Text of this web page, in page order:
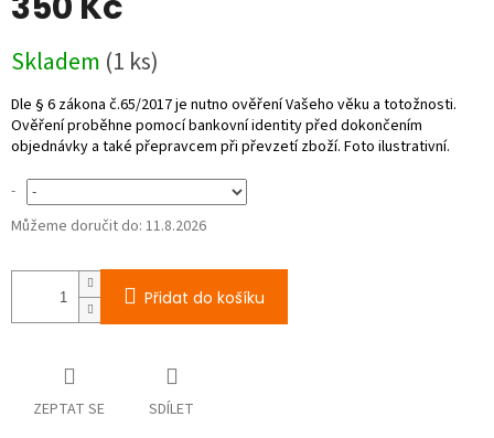
cena:
Skladem (1 ks)
-
Můžeme doručit do: 11.8.2026
Přidat do košíku
ZEPTAT SE SDÍLET